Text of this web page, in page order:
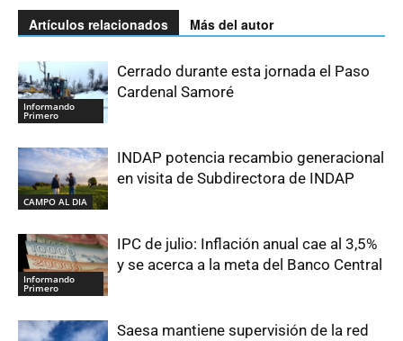
Artículos relacionados Más del autor
Informando
Primero
Cerrado durante esta jornada el Paso
Cardenal Samoré
CAMPO AL DIA
INDAP potencia recambio generacional
en visita de Subdirectora de INDAP
Informando
Primero
IPC de julio: Inflación anual cae al 3,5%
y se acerca a la meta del Banco Central
Saesa mantiene supervisión de la red